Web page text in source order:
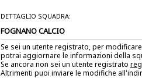
DETTAGLIO SQUADRA:
FOGNANO CALCIO
Se sei un utente registrato, per
potrai aggiornare le informazioni della
Se ancora non sei un utente registrato
Altrimenti puoi inviare le modifiche